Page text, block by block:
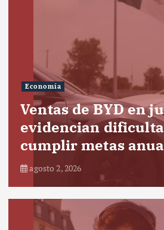
Economía
Ventas de BYD en
evidencian
cumplir metas
agosto 2, 2026